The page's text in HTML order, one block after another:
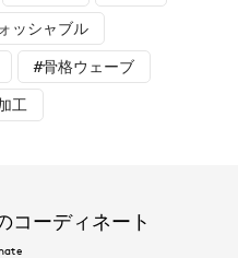
ッシャブル
#骨格ウェーブ
工
コーディネート